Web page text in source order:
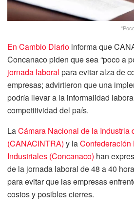
En Cambio Diario informa que
Concanaco piden que sea “poco a
jornada laboral para evitar alza de
empresas; advirtieron que una
podría llevar a la informalidad
competitividad del país.
LaCámara Nacional de la Industria
(CANACINTRA) y laConfederación
Industriales (Concanaco) han
de la jornada laboral de 48 a 40
para evitar que las empresas
costos y posibles cierres.